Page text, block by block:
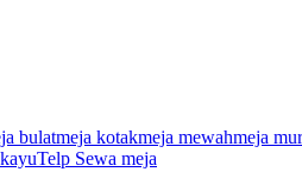
bulatmeja kotakmeja mewahmeja
Telp Sewa meja